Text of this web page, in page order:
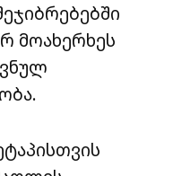
მოახერხეს